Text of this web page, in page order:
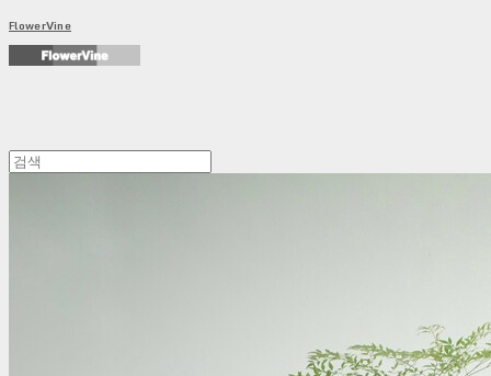
FlowerVine